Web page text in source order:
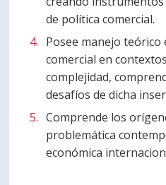
de política comercial.
Posee manejo teórico
comercial en
complejidad,
desafíos de dicha
Comprende los
problemática
económica